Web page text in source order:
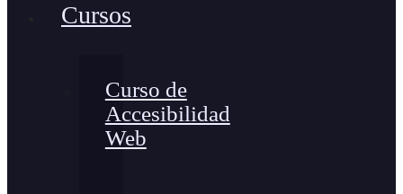
Cursos
Curso de
Accesibilidad
Web